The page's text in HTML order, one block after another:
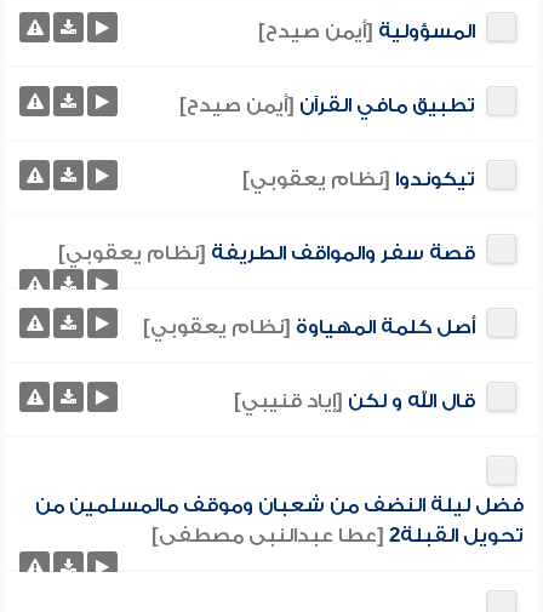
المسؤولية [أيمن صيدح]
تطبيق مافي القرآن [أيمن صيدح]
تيكوندوا [نظام يعقوبي]
قصة سفر والمواقف الطريفة [نظام يعقوبي]
أصل كلمة المهياوة [نظام يعقوبي]
قال الله و لكن [إياد قنيبي]
فضل ليلة النضف من شعبان وموقف مالمسلمين من
تحويل القبلة2
[عطا عبدالنبى مصطفى]